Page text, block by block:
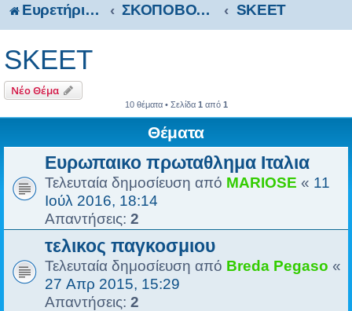
Ευρετήριο Δ. Συζήτησης ΣΚΟΠΟΒΟΛΗ SKEET
SKEET
Νέο Θέμα
10 θέματα • Σελίδα 1 από 1
Θέματα
Ευρωπαικο πρωταθλημα Ιταλια
Τελευταία δημοσίευση από MARIOSE « 11
Ιούλ 2016, 18:14
Απαντήσεις: 2
τελικος παγκοσμιου
Τελευταία δημοσίευση από Breda Pegaso «
27 Απρ 2015, 15:29
Απαντήσεις: 2